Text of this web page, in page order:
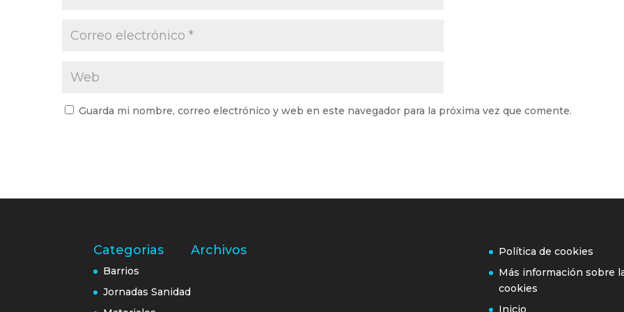
Guarda mi nombre, correo electrónico y web en este navegador para la próxima vez que comente.
Categorias
Barrios
Jornadas Sanidad
Archivos
Política de cookies
Más información sobre
cookies
Inicio